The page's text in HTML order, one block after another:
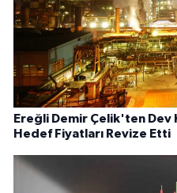
Ereğli Demir Çelik'ten Dev
Hedef Fiyatları Revize Etti